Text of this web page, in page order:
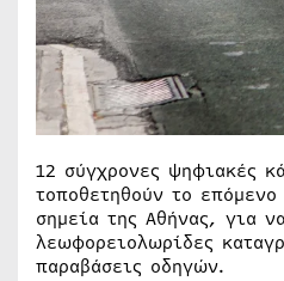
12 σύγχρονες ψηφιακές
τοποθετηθούν το
σημεία της Αθήνας, για
λεωφορειολωρίδες
παραβάσεις οδηγών.